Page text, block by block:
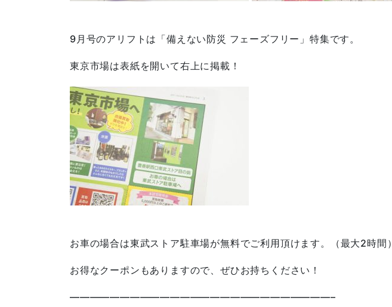
9月号のアリフトは「備えない防災 フェーズフリー」特集です。
東京市場は表紙を開いて右上に掲載！
お車の場合は東武ストア駐車場が無料でご利用頂けます。（最大2時間）
お得なクーポンもありますので、ぜひお持ちください！
——————————————————————————–